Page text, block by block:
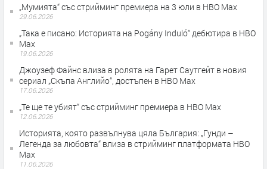
„Мумията“ със стрийминг премиера на 3 юли в HBO Max
29.06.2026
„Така е писано: Историята на Pogány Induló“ дебютира в HBO
Max
19.06.2026
Джоузеф Файнс влиза в ролята на Гарет Саутгейт в новия
сериал „Скъпа Английо“, достъпен в HBO Max
17.06.2026
„Те ще те убият“ със стрийминг премиера в HBO Max
12.06.2026
Историята, която развълнува цяла България: „Гунди –
Легенда за любовта“ влиза в стрийминг платформата HBO
Max
11.06.2026